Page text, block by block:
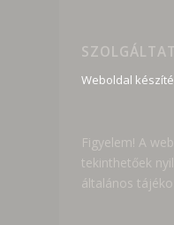
Weboldal
Figyelem! A
tekinthetőek
általános